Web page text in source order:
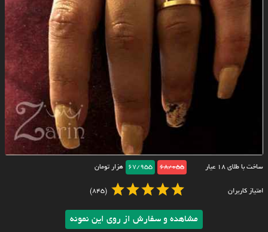
ساخت با طلای ۱۸ عیار 68/055
67/955 هزار تومان
امتیاز کاربران (845)
مشاهده و سفارش از روی این نمونه